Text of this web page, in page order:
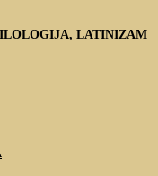
LATINIZAM